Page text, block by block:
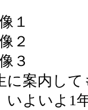
案内して
いよいよ1